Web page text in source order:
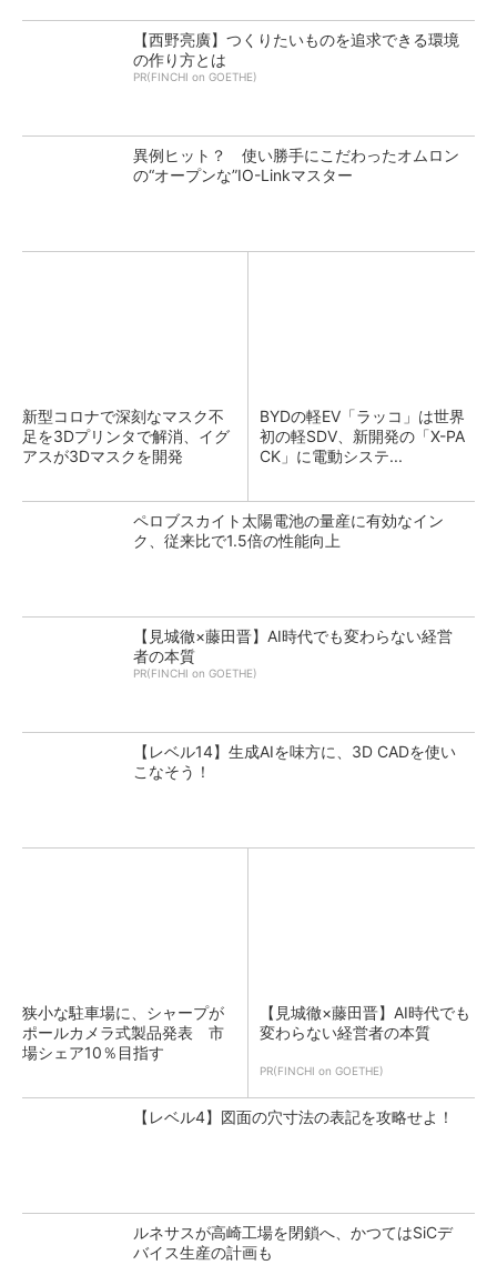
【西野亮廣】つくりたいものを追求できる環境
の作り方とは
PR(FINCHI on GOETHE)
異例ヒット？ 使い勝手にこだわったオムロン
の“オープンな”IO-Linkマスター
新型コロナで深刻なマスク不
足を3Dプリンタで解消、イグ
アスが3Dマスクを開発
BYDの軽EV「ラッコ」は世界
初の軽SDV、新開発の「X-PA
CK」に電動システ...
ペロブスカイト太陽電池の量産に有効なイン
ク、従来比で1.5倍の性能向上
【見城徹×藤田晋】AI時代でも変わらない経営
者の本質
PR(FINCHI on GOETHE)
【レベル14】生成AIを味方に、3D CADを使い
こなそう！
狭小な駐車場に、シャープが
ポールカメラ式製品発表 市
場シェア10％目指す
【見城徹×藤田晋】AI時代でも
変わらない経営者の本質
PR(FINCHI on GOETHE)
【レベル4】図面の穴寸法の表記を攻略せよ！
ルネサスが高崎工場を閉鎖へ、かつてはSiCデ
バイス生産の計画も